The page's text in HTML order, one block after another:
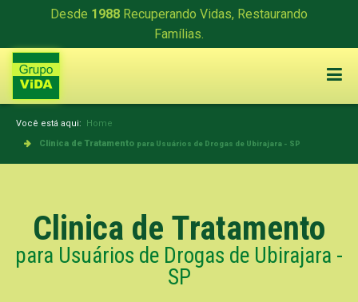
Desde 1988 Recuperando Vidas, Restaurando
Famílias.
Você está aqui: Home
Clinica de Tratamento para Usuários de Drogas de Ubirajara - SP
Clinica de Tratamento
para Usuários de Drogas de Ubirajara -
SP